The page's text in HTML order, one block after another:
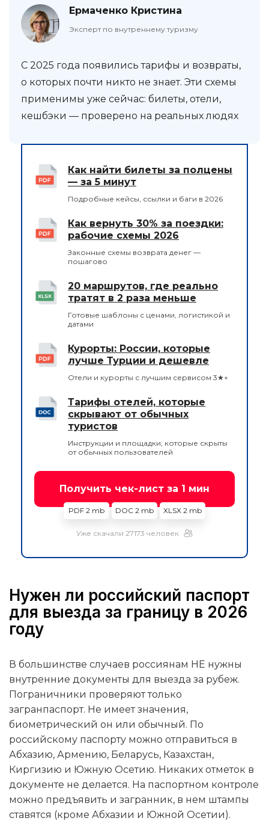
Ермаченко Кристина
Эксперт по внутреннему туризму
С 2025 года появились тарифы и возвраты,
о которых почти никто не знает. Эти схемы
применимы уже сейчас: билеты, отели,
кешбэки — проверено на реальных людях
Как найти билеты за полцены
— за 5 минут
Подробные кейсы, ссылки и баги в 2026
Как вернуть 30% за поездки:
рабочие схемы 2026
Законные схемы возврата денег —
пошагово
20 маршрутов, где реально
тратят в 2 раза меньше
Готовые шаблоны с ценами, логистикой и
датами
Курорты: России, которые
лучше Турции и дешевле
Отели и курорты с лучшим сервисом 3★+
Тарифы отелей, которые
скрывают от обычных
туристов
Инструкции и площадки, которые скрыты
от обычных пользователей
Получить чек-лист за 1 мин
PDF 2 mb DOC 2 mb XLSX 2 mb
Уже скачали 27173 человек
Нужен ли российский паспорт
для выезда за границу в 2026
году
В большинстве случаев россиянам НЕ нужны
внутренние документы для выезда за рубеж.
Пограничники проверяют только
загранпаспорт. Не имеет значения,
биометрический он или обычный. По
российскому паспорту можно отправиться в
Абхазию, Армению, Беларусь, Казахстан,
Киргизию и Южную Осетию. Никаких отметок в
документе не делается. На паспортном контроле
можно предъявить и загранник, в нем штампы
ставятся (кроме Абхазии и Южной Осетии).